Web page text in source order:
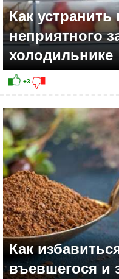
Как
неприятного
холодильнике
Как
въевшегося и